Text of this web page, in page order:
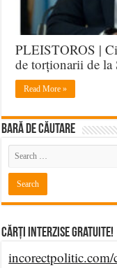
PLEISTOROS |
de torționarii de
Read More »
BARĂ DE CĂUTARE
Cărți Interzise Gratuite!
incorectpolitic.com/